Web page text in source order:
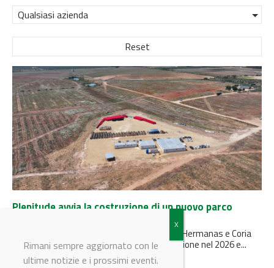
Qualsiasi azienda
Reset
Plenitude avvia la costruzione di un nuovo parco
Il progetto di Entrenúcleos, situato tra Dos Hermanas e Coria
del Río (Siviglia, Andalusia) entrerà in produzione nel 2026 e...
Rimani sempre aggiornato con le
ultime notizie e i prossimi eventi.